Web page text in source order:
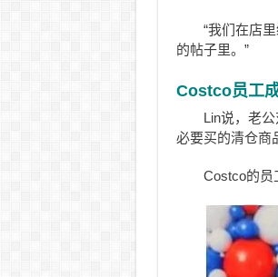
“我们在店
的帖子里。”
Costco员工
Lin说，老
必要买的清仓商
Costco的员